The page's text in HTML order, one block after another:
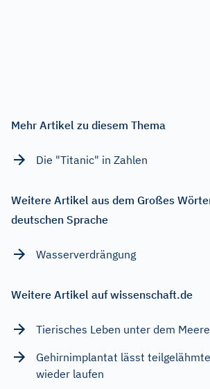
Mehr Artikel zu diesem Thema
Die "Titanic" in Zahlen
Weitere Artikel aus dem Großes
deutschen Sprache
Wasserverdrängung
Weitere Artikel auf wissenschaft.de
Tierisches Leben unter dem
Gehirnimplantat lässt
wieder laufen